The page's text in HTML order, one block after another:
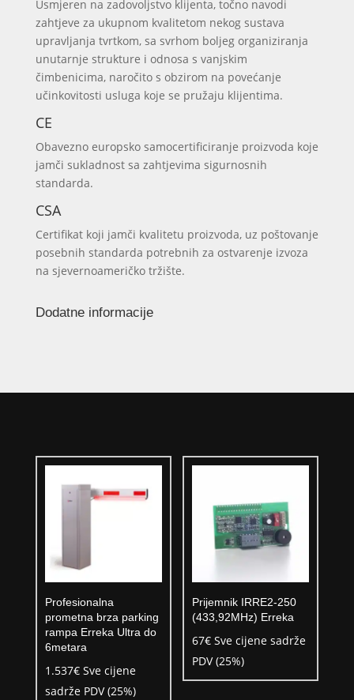
Usmjeren na zadovoljstvo klijenta, točno navodi
zahtjeve za ukupnom kvalitetom nekog sustava
upravljanja tvrtkom, sa svrhom boljeg organiziranja
unutarnje strukture i odnosa s vanjskim
čimbenicima, naročito s obzirom na povećanje
učinkovitosti usluga koje se pružaju klijentima.
CE
Obavezno europsko samocertificiranje proizvoda koje
jamči sukladnost sa zahtjevima sigurnosnih
standarda.
CSA
Certifikat koji jamči kvalitetu proizvoda, uz poštovanje
posebnih standarda potrebnih za ostvarenje izvoza
na sjevernoameričko tržište.
Dodatne informacije
Profesionalna
prometna brza parking
rampa Erreka Ultra do
6metara
1.537€ Sve cijene
sadrže PDV (25%)
Prijemnik IRRE2-250
(433,92MHz) Erreka
67€ Sve cijene sadrže
PDV (25%)